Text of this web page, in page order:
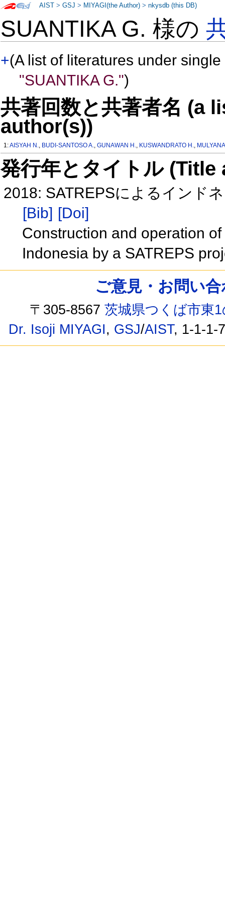
SUANTIKA G. 様の
+(A list of literatures under
"SUANTIKA G.")
共著回数と共著者名 (a
author(s))
1:AISYAH N., BUDI-SANTOSO A.,GUNAWAN H., KUSWANDRATO H.,
発行年とタイトル
2018: SATREPSによるインド
[Bib] [Doi]
Construction and operation
Indonesia by a SATREPS
AIST >GSJ > MIYAGI(the Author) >nkysdb (this DB)
ご意見・お問い
〒305-8567茨城県つくば市東
Dr. Isoji MIYAGI, GSJ/AIST, 1-1-1-